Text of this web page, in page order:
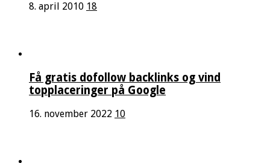
8. april 2010 18
Få gratis dofollow backlinks og vind
topplaceringer på Google
16. november 2022 10